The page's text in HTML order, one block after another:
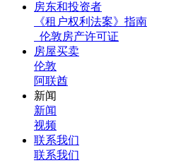
房东和投资者
《租户权利法案》指南
伦敦房产许可证
房屋买卖
伦敦
阿联酋
新闻
新闻
视频
联系我们
联系我们